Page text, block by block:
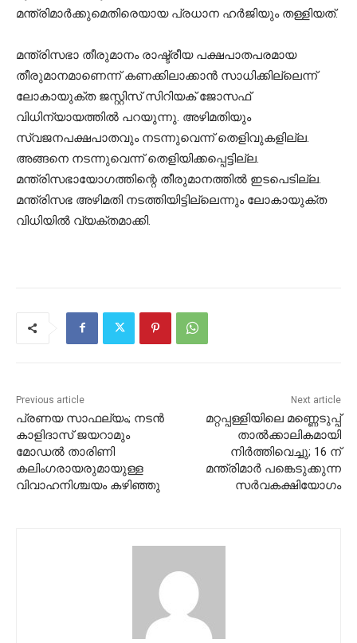
മന്ത്രിമാർക്കുമെതിരെയായ പ്രധാന ഹർജിയും തള്ളിയത്.
മന്ത്രിസഭാ തീരുമാനം രാഷ്ട്രീയ പക്ഷപാതപരമായ
തീരുമാനമാണെന്ന് കണക്കിലാക്കാന്‍ സാധിക്കില്ലെന്ന്
ലോകായുക്ത ജസ്റ്റിസ് സിറിയക് ജോസഫ്
വിധിന്യായത്തില്‍ പറയുന്നു. അഴിമതിയും
സ്വജനപക്ഷപാതവും നടന്നുവെന്ന് തെളിവുകളില്ല.
അങ്ങനെ നടന്നുവെന്ന് തെളിയിക്കപ്പെട്ടില്ല.
മന്ത്രിസഭായോഗത്തിന്റെ തീരുമാനത്തില്‍ ഇടപെടില്ല.
മന്ത്രിസഭ അഴിമതി നടത്തിയിട്ടില്ലെന്നും ലോകായുക്ത
വിധിയില്‍ വ്യക്തമാക്കി.
Previous article
പ്രണയ സാഫല്യം; നടൻ
കാളിദാസ് ജയറാമും
മോഡൽ താരിണി
കലിംഗരായരുമായുള്ള
വിവാഹനിശ്ചയം കഴിഞ്ഞു
Next article
മറ്റപ്പള്ളിയിലെ മണ്ണെടുപ്പ്
താൽക്കാലികമായി
നിര്‍ത്തിവെച്ചു; 16 ന്
മന്ത്രിമാര്‍ പങ്കെടുക്കുന്ന
സര്‍വകക്ഷിയോഗം